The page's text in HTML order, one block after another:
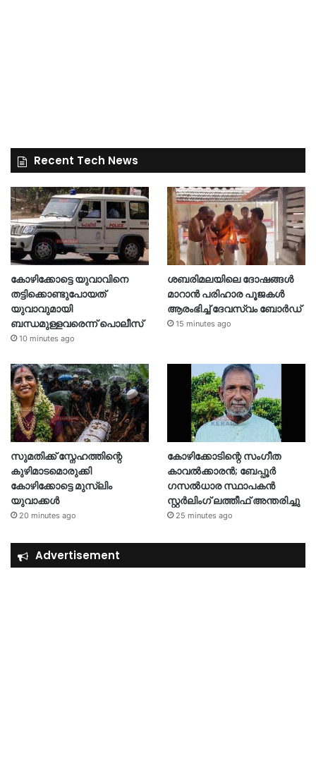
Recent Tech News
കോഴിക്കോട്ടെ യുവാവിനെ
തട്ടിക്കൊണ്ടുപോയത്
യുവാവുമായി
ബന്ധമുള്ളവരെന്ന് പൊലീസ്
10 minutes ago
ശബരിമലയിലെ ദോഷങ്ങള്‍
മാറാൻ പരിഹാര പൂജകൾ
ആരംഭിച്ച് ദേവസ്വം ബോർഡ്
15 minutes ago
സുമതിക്ക് സ്നേഹത്തിന്റെ
കുഴിമാടമൊരുക്കി
കോഴിക്കോട്ടെ മുസ്‍ലിം
യുവാക്കൾ
20 minutes ago
കോഴിക്കോടിന്റെ സംഗീത
കാവൽക്കാരൻ; ബേപ്പൂർ
ഗസൽധാര സ്ഥാപകൻ
സ്റ്റർലിംഗ് ലത്തീഫ് അന്തരിച്ചു
25 minutes ago
Advertisement